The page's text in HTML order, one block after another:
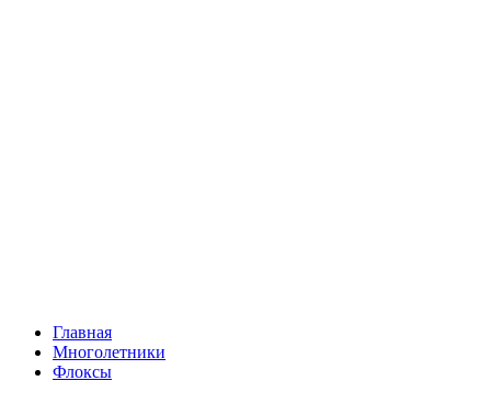
Главная
Многолетники
Флоксы